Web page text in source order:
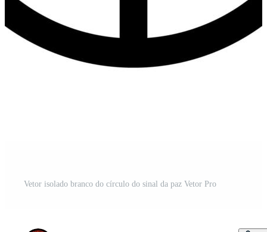
Vetor isolado branco do círculo do sinal da paz Vetor Pro